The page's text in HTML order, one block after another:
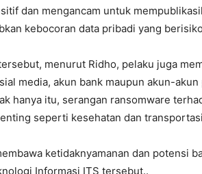
dan mengancam untuk
kebocoran data pribadi yang
menurut Ridho, pelaku juga
media, akun bank maupun akun-
hanya itu, serangan ransomware
seperti kesehatan dan
ketidaknyamanan dan potensi
Informasi ITS tersebut..